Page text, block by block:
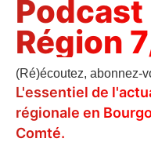
Podcast
Région
(Ré)écoutez, abonnez-
L'essentiel de
régionale en
Comté.